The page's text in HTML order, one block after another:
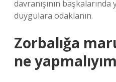
davranışının başkalarında
duygulara odaklanın.
Zorbalığa
ne